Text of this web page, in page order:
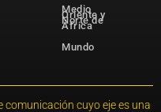
Medio
Oriente y
Norte de
África
Mundo
cuyo eje es una